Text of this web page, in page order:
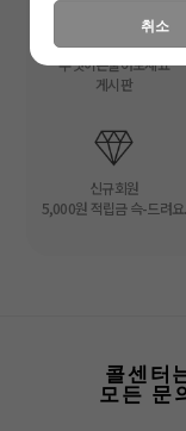
무엇이든물어보세요
게시판
신규회원
5,000원 적립금 슥-드려요.
콜센터
모든 문
취소